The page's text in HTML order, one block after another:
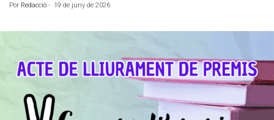
Por Redacció - 19 de juny de 2026